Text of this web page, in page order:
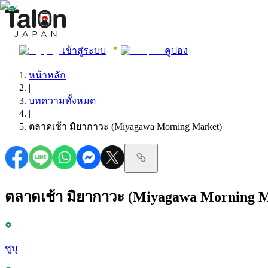
เข้าสู่ระบบ คูปอง
หน้าหลัก
|
บทความทั้งหมด
|
ตลาดเช้า มิยากาวะ (Miyagawa Morning Market)
ตลาดเช้า มิยากาวะ (Miyagawa Morning
ชูบุ